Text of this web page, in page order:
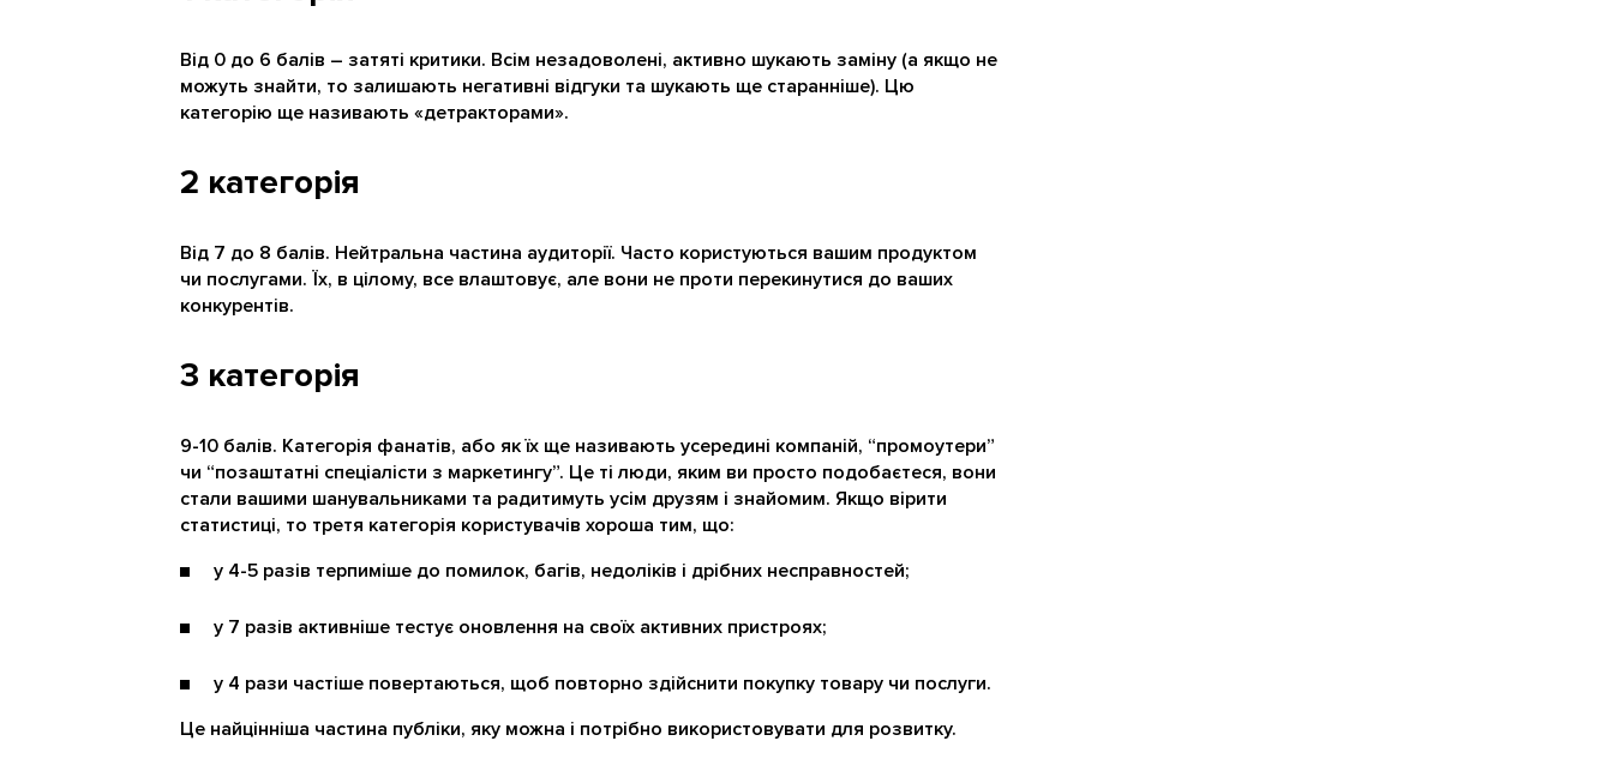
Від 0 до 6 балів – затяті критики. Всім незадоволені, активно шукають заміну (а якщо не
можуть знайти, то залишають негативні відгуки та шукають ще старанніше). Цю
категорію ще називають «детракторами».
2 категорія
Від 7 до 8 балів. Нейтральна частина аудиторії. Часто користуються вашим продуктом
чи послугами. Їх, в цілому, все влаштовує, але вони не проти перекинутися до ваших
конкурентів.
3 категорія
9-10 балів. Категорія фанатів, або як їх ще називають усередині компаній, “промоутери”
чи “позаштатні спеціалісти з маркетингу”. Це ті люди, яким ви просто подобаєтеся, вони
стали вашими шанувальниками та радитимуть усім друзям і знайомим. Якщо вірити
статистиці, то третя категорія користувачів хороша тим, що:
у 4-5 разів терпиміше до помилок, багів, недоліків і дрібних несправностей;
у 7 разів активніше тестує оновлення на своїх активних пристроях;
у 4 рази частіше повертаються, щоб повторно здійснити покупку товару чи послуги.
Це найцінніша частина публіки, яку можна і потрібно використовувати для розвитку.